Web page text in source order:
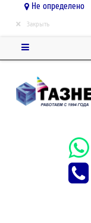
Не определено
× Закрыть